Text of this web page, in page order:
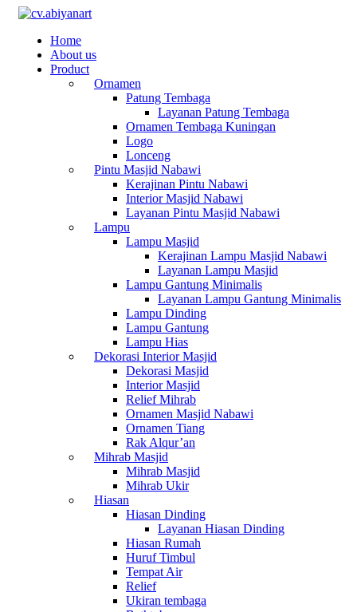
Home
About us
Product
Ornamen
Patung Tembaga
Layanan Patung Tembaga
Ornamen Tembaga Kuningan
Logo
Lonceng
Pintu Masjid Nabawi
Kerajinan Pintu Nabawi
Interior Masjid Nabawi
Layanan Pintu Masjid Nabawi
Lampu
Lampu Masjid
Kerajinan Lampu Masjid Nabawi
Layanan Lampu Masjid
Lampu Gantung Minimalis
Layanan Lampu Gantung Minimalis
Lampu Dinding
Lampu Gantung
Lampu Hias
Dekorasi Interior Masjid
Dekorasi Masjid
Interior Masjid
Relief Mihrab
Ornamen Masjid Nabawi
Ornamen Tiang
Rak Alqur’an
Mihrab Masjid
Mihrab Masjid
Mihrab Ukir
Hiasan
Hiasan Dinding
Layanan Hiasan Dinding
Hiasan Rumah
Huruf Timbul
Tempat Air
Relief
Ukiran tembaga